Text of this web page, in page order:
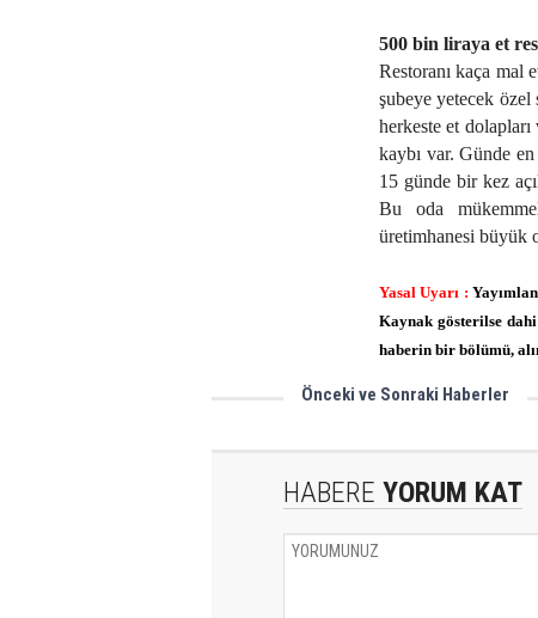
500 bin liraya et
Restoranı kaça mal
şubeye yetecek
herkeste et
kaybı var. Günde
15 günde bir kez
Bu oda
üretimhanesi büyük
Yasal Uyarı :
Kaynak gösterilse
haberin bir bölümü,
Önceki ve Sonraki Haberler
Enine uzununa park etmeyin!
HABERE YORUM KAT